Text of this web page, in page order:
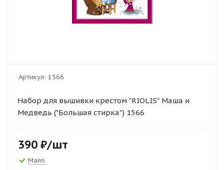
Артикул: 1566
Набор для вышивки крестом "RIOLIS" Маша и
Медведь ("Большая стирка") 1566
390 ₽/шт
Мало